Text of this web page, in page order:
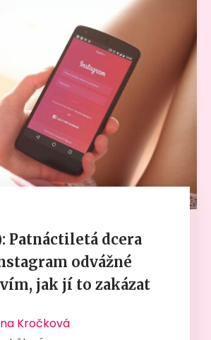
Patnáctiletá dcera
odvážné
jak jí to zakázat
Kročková